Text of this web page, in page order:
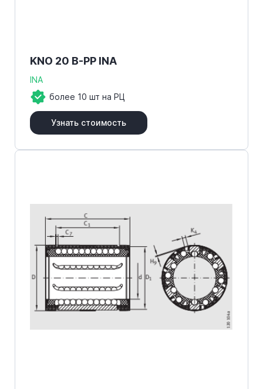
KNO 20 B-PP INA
INA
более 10 шт на РЦ
Узнать стоимость